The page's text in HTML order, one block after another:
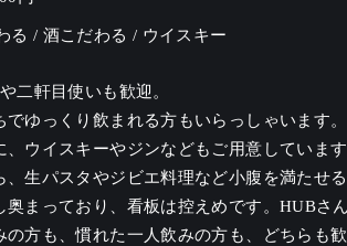
る / 酒こだわる / ウイスキー
二軒目使いも歓迎。
でゆっくり飲まれる方もいらっしゃいます。
、ウイスキーやジンなどもご用意していま
、生パスタやジビエ料理など小腹を満たせ
奥まっており、看板は控えめです。HUB
の方も、慣れた一人飲みの方も、どちらも